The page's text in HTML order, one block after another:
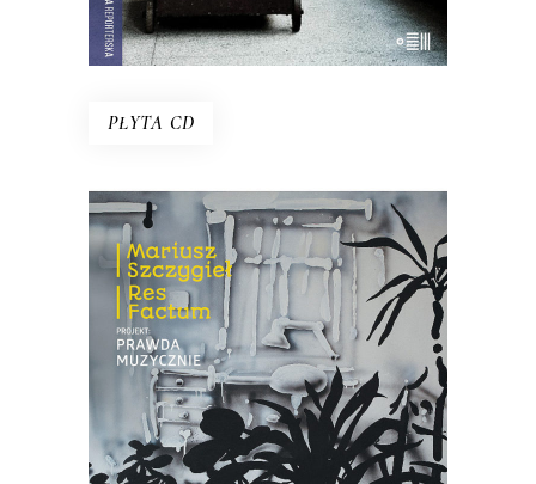
E-BOOK DO KOSZYKA
PŁYTA CD
PROJEKT: PRAWDA
MUZYCZNIE
Płyta, która jest efektem spotkania
trojga muzyków z reporterem –
Mariuszem Szczygłem. Słowa spotkały
się tu z dźwiękiem kreowanym na żywo.
29.00 zł 18.85zł